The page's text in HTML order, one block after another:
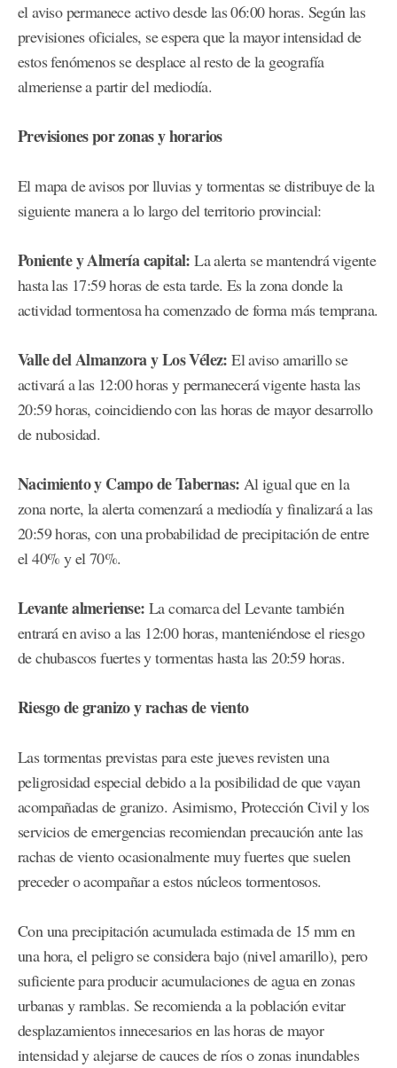
el aviso permanece activo desde las 06:00 horas. Según las
previsiones oficiales, se espera que la mayor intensidad de
estos fenómenos se desplace al resto de la geografía
almeriense a partir del mediodía.
Previsiones por zonas y horarios
El mapa de avisos por lluvias y tormentas se distribuye de la
siguiente manera a lo largo del territorio provincial:
Poniente y Almería capital: La alerta se mantendrá vigente
hasta las 17:59 horas de esta tarde. Es la zona donde la
actividad tormentosa ha comenzado de forma más temprana.
Valle del Almanzora y Los Vélez: El aviso amarillo se
activará a las 12:00 horas y permanecerá vigente hasta las
20:59 horas, coincidiendo con las horas de mayor desarrollo
de nubosidad.
Nacimiento y Campo de Tabernas: Al igual que en la
zona norte, la alerta comenzará a mediodía y finalizará a las
20:59 horas, con una probabilidad de precipitación de entre
el 40% y el 70%.
Levante almeriense: La comarca del Levante también
entrará en aviso a las 12:00 horas, manteniéndose el riesgo
de chubascos fuertes y tormentas hasta las 20:59 horas.
Riesgo de granizo y rachas de viento
Las tormentas previstas para este jueves revisten una
peligrosidad especial debido a la posibilidad de que vayan
acompañadas de granizo. Asimismo, Protección Civil y los
servicios de emergencias recomiendan precaución ante las
rachas de viento ocasionalmente muy fuertes que suelen
preceder o acompañar a estos núcleos tormentosos.
Con una precipitación acumulada estimada de 15 mm en
una hora, el peligro se considera bajo (nivel amarillo), pero
suficiente para producir acumulaciones de agua en zonas
urbanas y ramblas. Se recomienda a la población evitar
desplazamientos innecesarios en las horas de mayor
intensidad y alejarse de cauces de ríos o zonas inundables